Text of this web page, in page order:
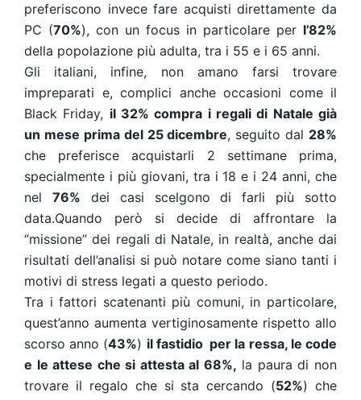
preferiscono invece fare acquisti direttamente da
PC (70%), con un focus in particolare per l’82%
della popolazione più adulta, tra i 55 e i 65 anni.
Gli italiani, infine, non amano farsi trovare
impreparati e, complici anche occasioni come il
Black Friday, il 32% compra i regali di Natale già
un mese prima del 25 dicembre, seguito dal 28%
che preferisce acquistarli 2 settimane prima,
specialmente i più giovani, tra i 18 e i 24 anni, che
nel 76% dei casi scelgono di farli più sotto
data.Quando però si decide di affrontare la
“missione” dei regali di Natale, in realtà, anche dai
risultati dell’analisi si può notare come siano tanti i
motivi di stress legati a questo periodo.
Tra i fattori scatenanti più comuni, in particolare,
quest’anno aumenta vertiginosamente rispetto allo
scorso anno (43%) il fastidio per la ressa, le code
e le attese che si attesta al 68%, la paura di non
trovare il regalo che si sta cercando (52%) che